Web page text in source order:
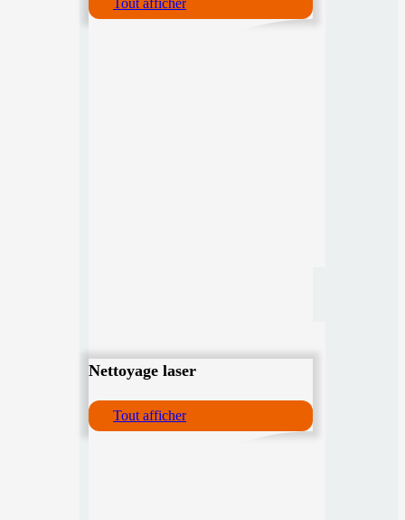
Tout afficher
Nettoyage laser
Tout afficher